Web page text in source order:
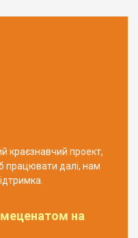
краєзнавчий проект,
працювати далі, нам
на